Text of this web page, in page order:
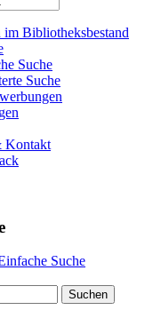
Bibliotheksbestand
Suche
Suche
Kontakt
Suche